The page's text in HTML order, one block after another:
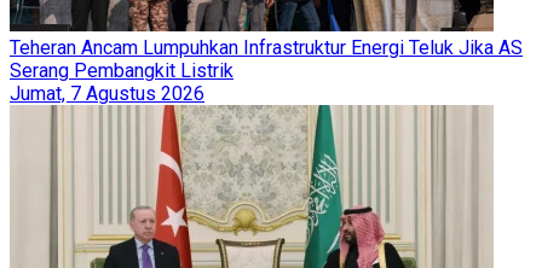
Teheran Ancam Lumpuhkan Infrastruktur Energi Teluk Jika AS
Serang Pembangkit Listrik
Jumat, 7 Agustus 2026